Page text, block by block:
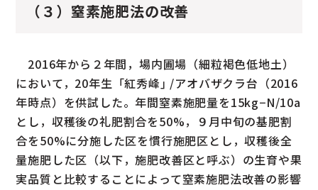
（３）窒素施肥法の改善
2016年から２年間，場内圃場（細粒褐色低地土）
において，20年生「紅秀峰｣ /アオバザクラ台（2016
年時点）を供試した。年間窒素施肥量を15kg−N/10a
とし，収穫後の礼肥割合を50%，９月中旬の基肥割
合を50%に分施した区を慣行施肥区とし，収穫後全
量施肥した区（以下，施肥改善区と呼ぶ）の生育や果
実品質と比較することによって窒素施肥法改善の影響